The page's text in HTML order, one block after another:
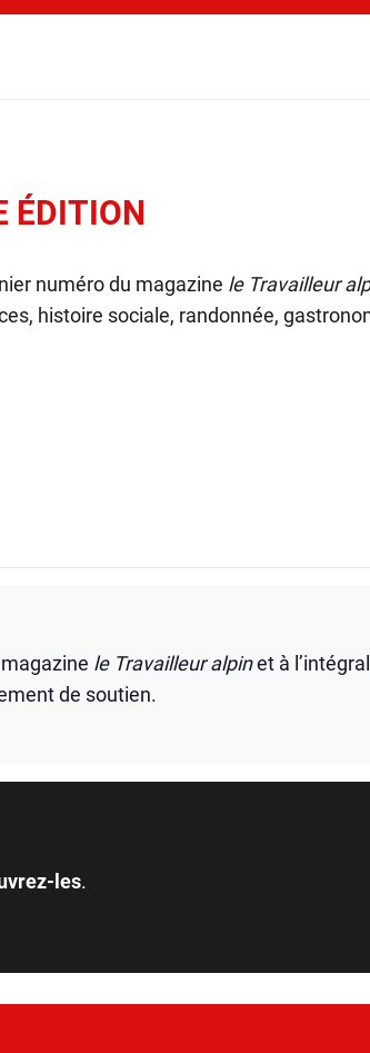
ÉDITION
numéro du magazine le Travailleur
histoire sociale, randonnée,
le Travailleur alpinet à
de soutien.
les.